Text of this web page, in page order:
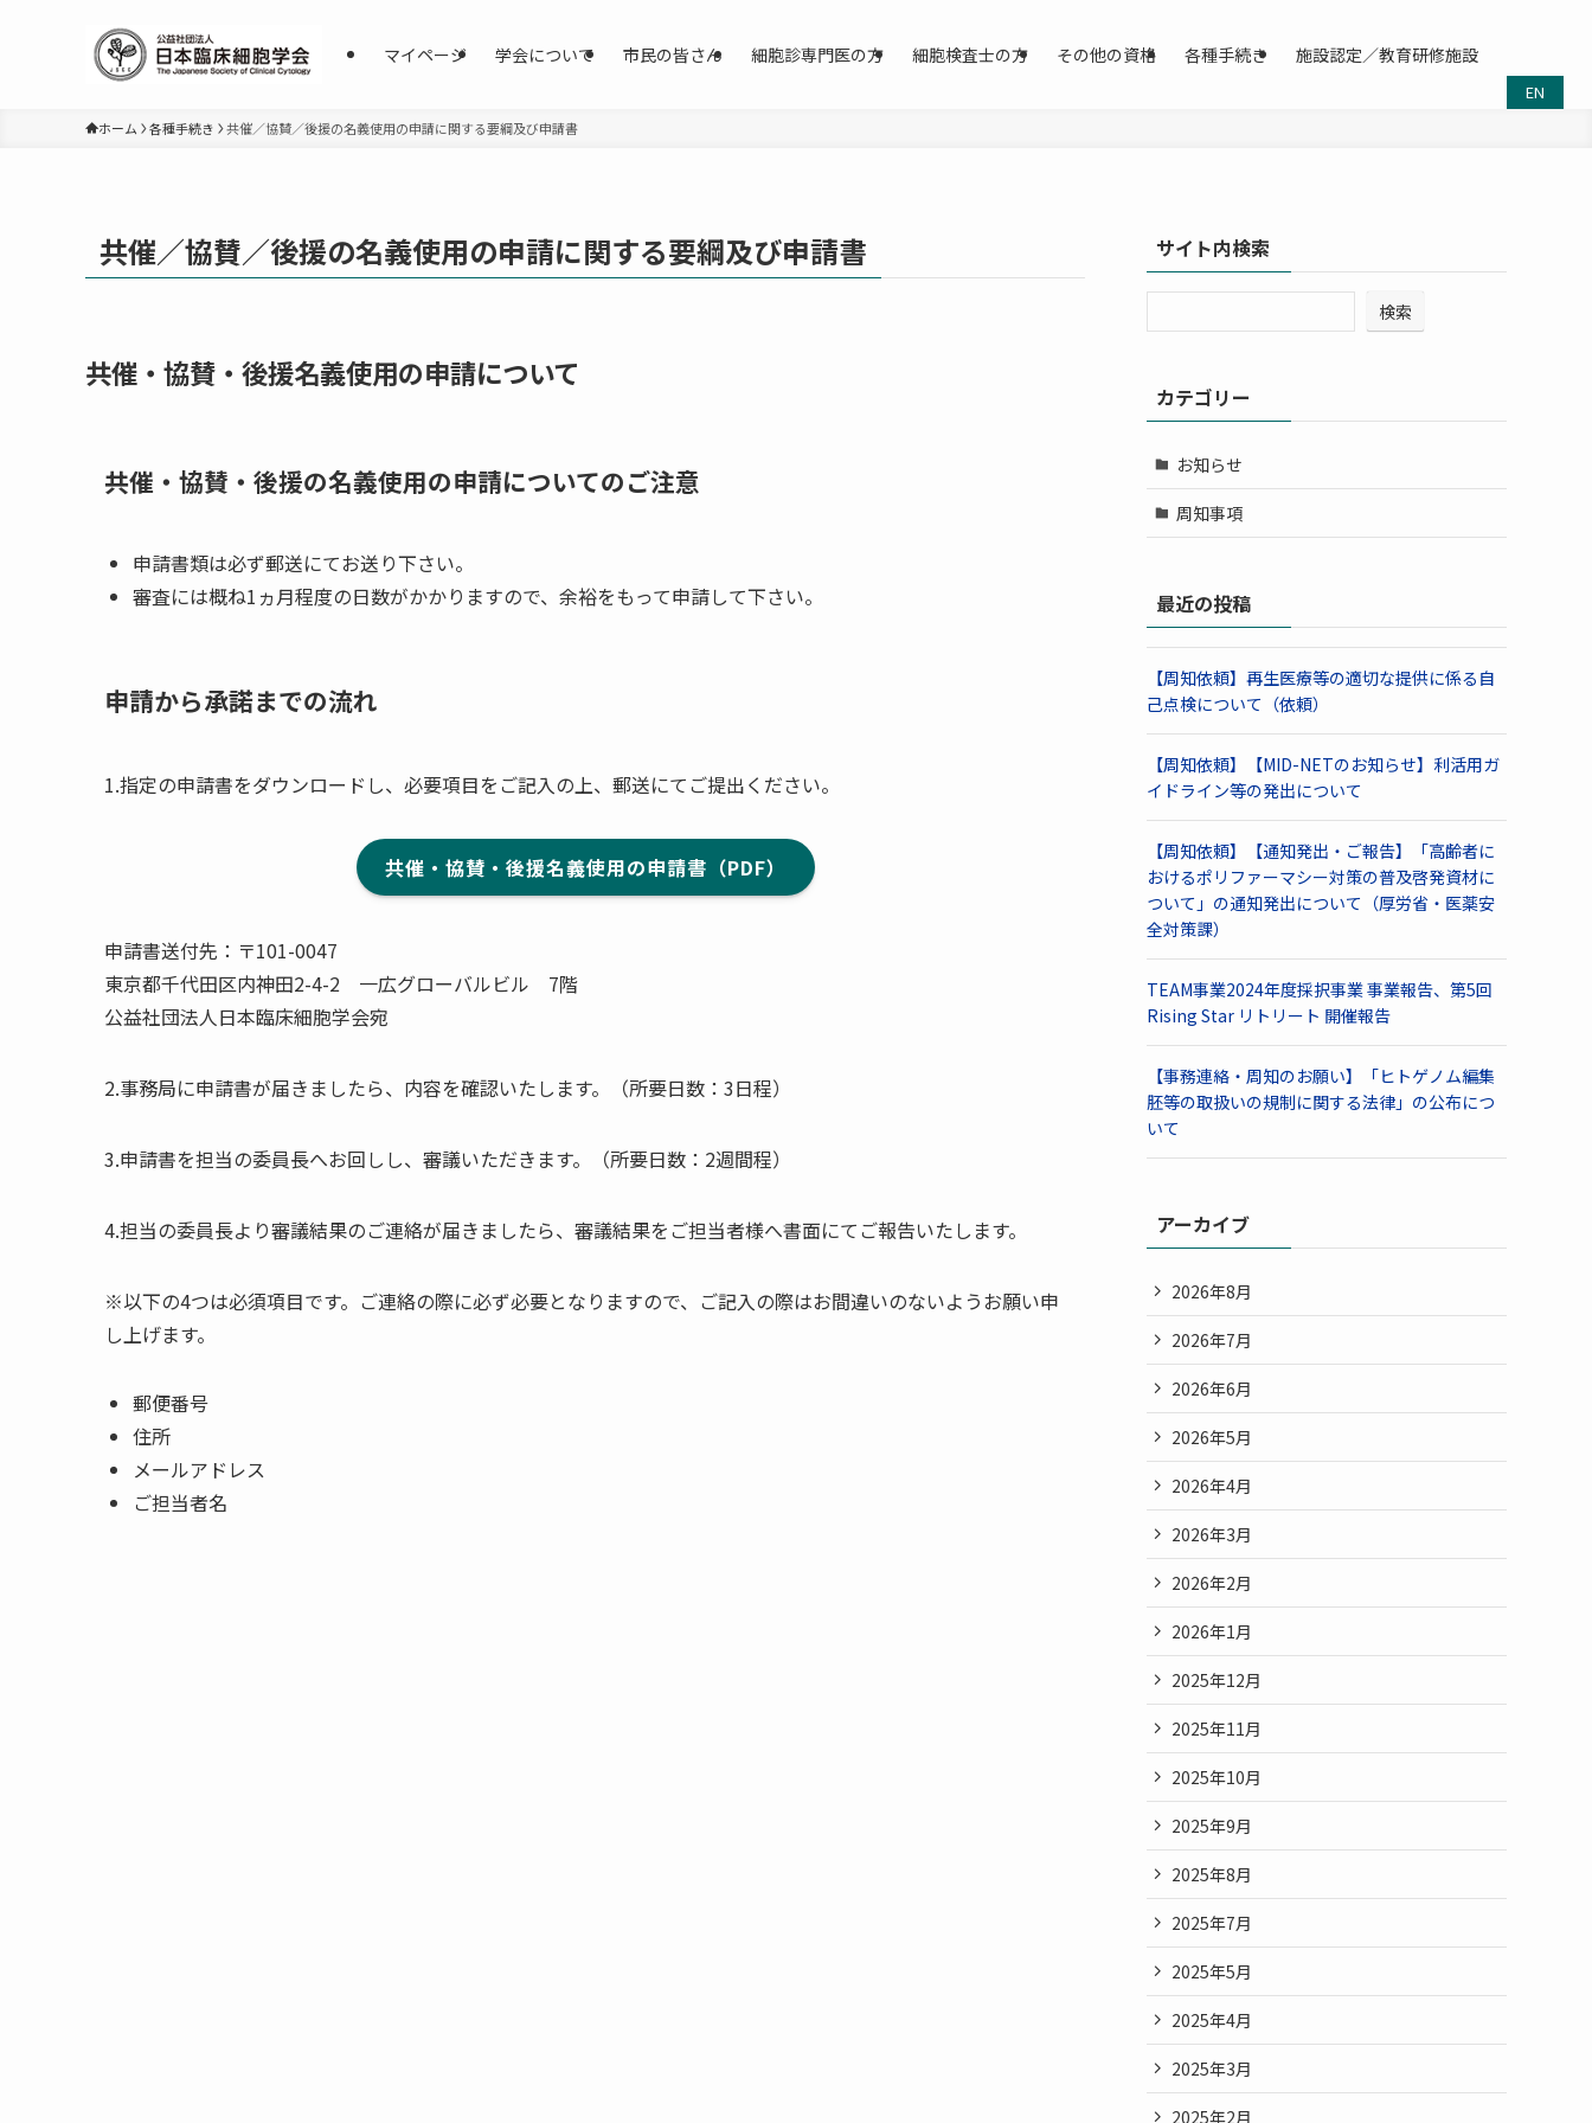
マイページ 学会について 市民の皆さん 細胞診専門医の方 細胞検査士の方 その他の資格 各種手続き 施設認定／教育研修施設
EN
ホーム 各種手続き 共催／協賛／後援の名義使用の申請に関する要綱及び申請書
共催／協賛／後援の名義使用の申請に関する要綱及び申請書
共催・協賛・後援名義使用の申請について
共催・協賛・後援の名義使用の申請についてのご注意
申請書類は必ず郵送にてお送り下さい。
審査には概ね1ヵ月程度の日数がかかりますので、余裕をもって申請して下さい。
申請から承諾までの流れ
1.指定の申請書をダウンロードし、必要項目をご記入の上、郵送にてご提出ください。
共催・協賛・後援名義使用の申請書（PDF）
申請書送付先：〒101-0047
東京都千代田区内神田2-4-2 一広グローバルビル 7階
公益社団法人日本臨床細胞学会宛
2.事務局に申請書が届きましたら、内容を確認いたします。（所要日数：3日程）
3.申請書を担当の委員長へお回しし、審議いただきます。（所要日数：2週間程）
4.担当の委員長より審議結果のご連絡が届きましたら、審議結果をご担当者様へ書面にてご報告いたします。
※以下の4つは必須項目です。ご連絡の際に必ず必要となりますので、ご記入の際はお間違いのないようお願い申
し上げます。
郵便番号
住所
メールアドレス
ご担当者名
サイト内検索
検索
カテゴリー
お知らせ
周知事項
最近の投稿
【周知依頼】再生医療等の適切な提供に係る自
己点検について（依頼）
【周知依頼】【MID-NETのお知らせ】利活用ガ
イドライン等の発出について
【周知依頼】【通知発出・ご報告】「高齢者に
おけるポリファーマシー対策の普及啓発資材に
ついて」の通知発出について（厚労省・医薬安
全対策課）
TEAM事業2024年度採択事業 事業報告、第5回
Rising Star リトリート 開催報告
【事務連絡・周知のお願い】「ヒトゲノム編集
胚等の取扱いの規制に関する法律」の公布につ
いて
アーカイブ
2026年8月
2026年7月
2026年6月
2026年5月
2026年4月
2026年3月
2026年2月
2026年1月
2025年12月
2025年11月
2025年10月
2025年9月
2025年8月
2025年7月
2025年5月
2025年4月
2025年3月
2025年2月